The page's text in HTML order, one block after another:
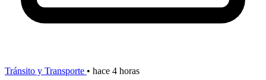
Tránsito y Transporte • hace 4 horas